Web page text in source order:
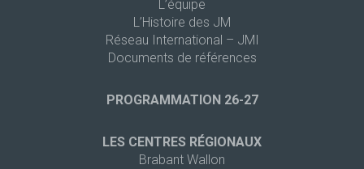
L’équipe
L’Histoire des JM
Réseau International – JMI
Documents de références
PROGRAMMATION 26-27
LES CENTRES RÉGIONAUX
Brabant Wallon